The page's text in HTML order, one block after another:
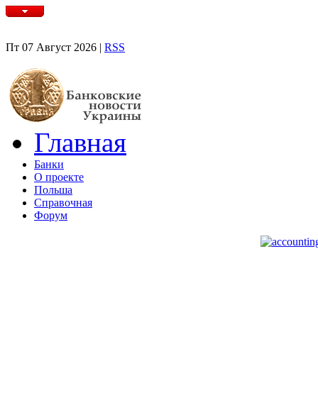
Пт 07 Август 2026 | RSS
Главная
Банки
О проекте
Польша
Справочная
Форум